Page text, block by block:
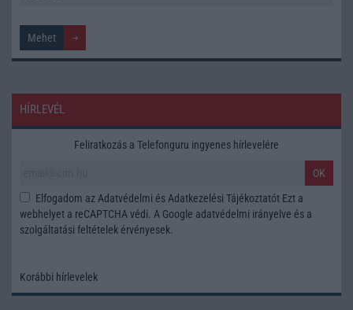
HÍRLEVÉL
Feliratkozás a Telefonguru ingyenes hírlevelére
OK
Elfogadom azAdatvédelmi és Adatkezelési Tájékoztatót Ezt a
webhelyet a reCAPTCHA védi. A Google adatvédelmi irányelve és a
szolgáltatási feltételek érvényesek.
Korábbi hírlevelek